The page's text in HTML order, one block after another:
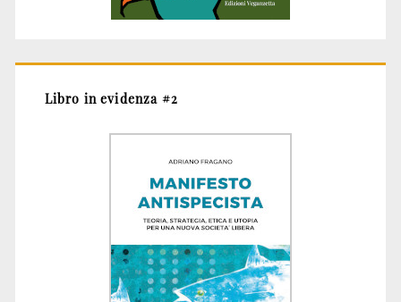
Libro in evidenza #2